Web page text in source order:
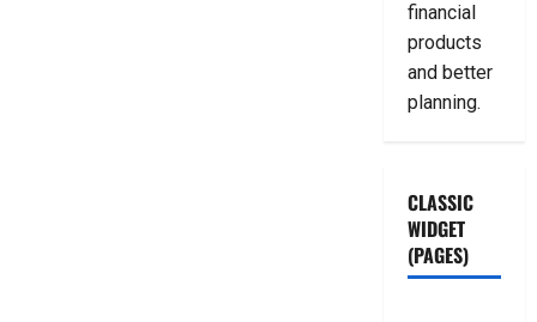
financial
products
and better
planning.
CLASSIC
WIDGET
(PAGES)